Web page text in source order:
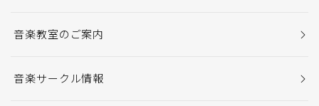
音楽教室のご案内
音楽サークル情報